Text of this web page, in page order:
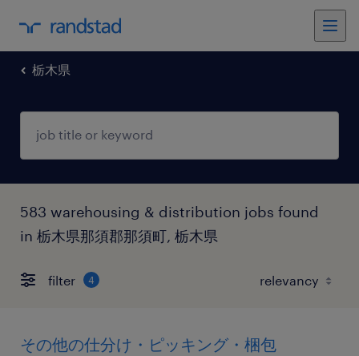
栃木県
583 warehousing & distribution jobs found
in 栃木県那須郡那須町, 栃木県
filter 4
その他の仕分け・ピッキング・梱包